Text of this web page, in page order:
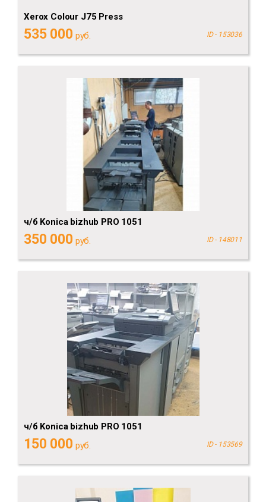
Xerox Сolour J75 Press
535 000 руб. ID - 153036
ч/б Konica bizhub PRO 1051
350 000 руб. ID - 148011
ч/б Konica bizhub PRO 1051
150 000 руб. ID - 153569